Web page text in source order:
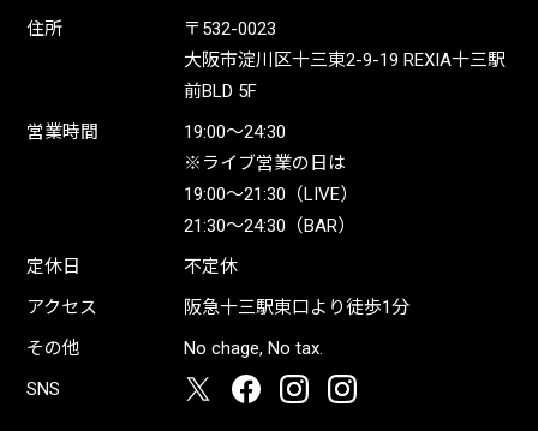
住所
〒532-0023
大阪市淀川区十三東2-9-19 REXIA十三駅
前BLD 5F
営業時間
19:00〜24:30
※ライブ営業の日は
19:00〜21:30（LIVE）
21:30〜24:30（BAR）
定休日
不定休
アクセス
阪急十三駅東口より徒歩1分
その他
No chage, No tax.
SNS